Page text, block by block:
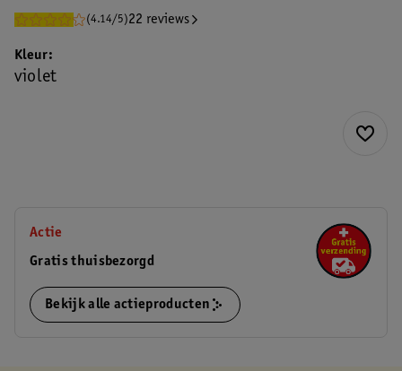
(4.14/5)22 reviews
Kleur
violet
Actie
Gratis thuisbezorgd
Bekijk alle actieproducten